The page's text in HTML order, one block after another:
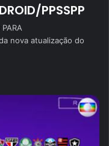
PPSSPP
nova atualização do